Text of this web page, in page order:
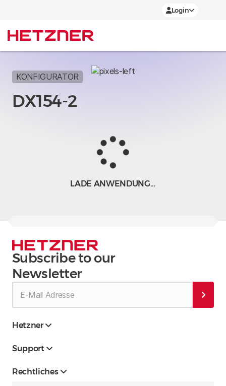
Login
KONFIGURATOR
DX154-2
LADE ANWENDUNG...
Subscribe to our
Newsletter
Hetzner
Support
Rechtliches